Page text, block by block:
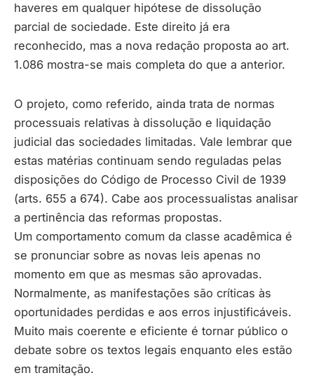
haveres em qualquer hipótese de dissolução
parcial de sociedade. Este direito já era
reconhecido, mas a nova redação proposta ao art.
1.086 mostra-se mais completa do que a anterior.
O projeto, como referido, ainda trata de normas
processuais relativas à dissolução e liquidação
judicial das sociedades limitadas. Vale lembrar que
estas matérias continuam sendo reguladas pelas
disposições do Código de Processo Civil de 1939
(arts. 655 a 674). Cabe aos processualistas analisar
a pertinência das reformas propostas.
Um comportamento comum da classe acadêmica é
se pronunciar sobre as novas leis apenas no
momento em que as mesmas são aprovadas.
Normalmente, as manifestações são críticas às
oportunidades perdidas e aos erros injustificáveis.
Muito mais coerente e eficiente é tornar público o
debate sobre os textos legais enquanto eles estão
em tramitação.